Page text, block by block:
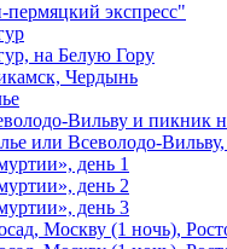
пермяцкий экспресс"
на Белую Гору
Чердынь
Вильву и пикник
или Всеволодо-
день 1
день 2
день 3
Москву (1 ночь),